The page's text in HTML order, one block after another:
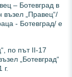
– Ботевград в
възел „Правец“/
- Ботевград/ е
по път ІІ-17
„Ботевград“